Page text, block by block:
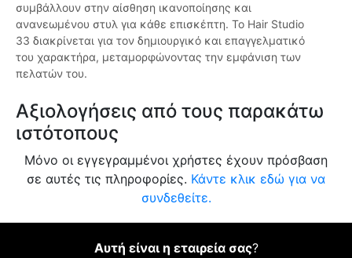
συμβάλλουν στην αίσθηση ικανοποίησης και
ανανεωμένου στυλ για κάθε επισκέπτη. Το Hair Studio
33 διακρίνεται για τον δημιουργικό και επαγγελματικό
του χαρακτήρα, μεταμορφώνοντας την εμφάνιση των
πελατών του.
Αξιολογήσεις από τους παρακάτω
ιστότοπους
Μόνο οι εγγεγραμμένοι χρήστες έχουν πρόσβαση
σε αυτές τις πληροφορίες. Κάντε κλικ εδώ για να
συνδεθείτε.
Αυτή είναι η εταιρεία σας?